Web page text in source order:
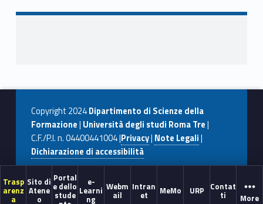
Trasp
arenz
a
Sito di
Atene
o
Portal
e dello
stude
e-
Learni
ng
Webm
ail
Intran
et MeMo URP Contat
ti More
b d l di
Copyright 2024Dipartimento di Scienze della
Formazione| Università degli studi Roma Tre|
C.F./P.I. n. 04400441004 |Privacy| Note Legali|
Dichiarazione di accessibilità